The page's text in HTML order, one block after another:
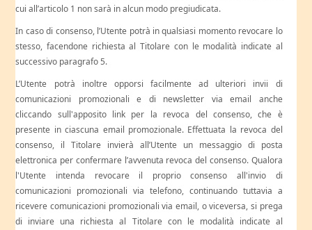
cui all’articolo 1 non sarà in alcun modo pregiudicata.
In caso di consenso, l’Utente potrà in qualsiasi momento revocare lo
stesso, facendone richiesta al Titolare con le modalità indicate al
successivo paragrafo 5.
L’Utente potrà inoltre opporsi facilmente ad ulteriori invii di
comunicazioni promozionali e di newsletter via email anche
cliccando sull'apposito link per la revoca del consenso, che è
presente in ciascuna email promozionale. Effettuata la revoca del
consenso, il Titolare invierà all’Utente un messaggio di posta
elettronica per confermare l’avvenuta revoca del consenso. Qualora
l'Utente intenda revocare il proprio consenso all'invio di
comunicazioni promozionali via telefono, continuando tuttavia a
ricevere comunicazioni promozionali via email, o viceversa, si prega
di inviare una richiesta al Titolare con le modalità indicate al